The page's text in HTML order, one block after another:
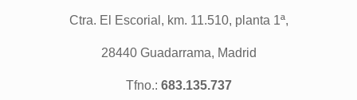
Ctra. El Escorial, km. 11.510, planta 1ª,
28440 Guadarrama, Madrid
Tfno.: 683.135.737